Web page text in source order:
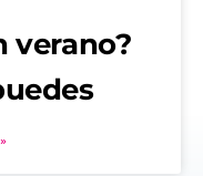
verano?